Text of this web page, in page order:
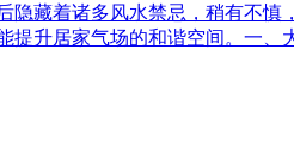
藏着诸多风水禁忌，稍有不
升居家气场的和谐空间。一、